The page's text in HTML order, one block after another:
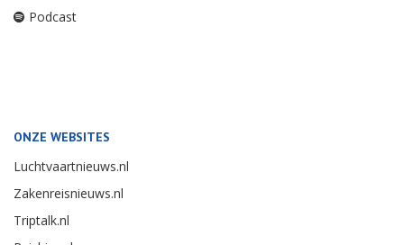
Podcast
ONZE WEBSITES
Luchtvaartnieuws.nl
Zakenreisnieuws.nl
Triptalk.nl